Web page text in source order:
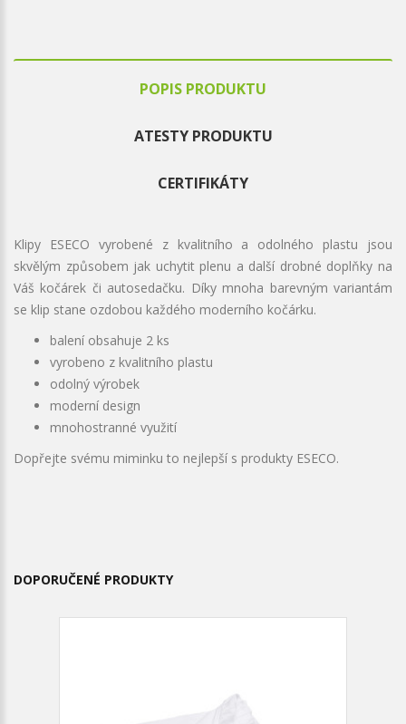
POPIS PRODUKTU
ATESTY PRODUKTU
CERTIFIKÁTY
Klipy ESECO vyrobené z kvalitního a odolného plastu jsou
skvělým způsobem jak uchytit plenu a další drobné doplňky na
Váš kočárek či autosedačku. Díky mnoha barevným variantám
se klip stane ozdobou každého moderního kočárku.
balení obsahuje 2 ks
vyrobeno z kvalitního plastu
odolný výrobek
moderní design
mnohostranné využití
Dopřejte svému miminku to nejlepší s produkty ESECO.
DOPORUČENÉ PRODUKTY